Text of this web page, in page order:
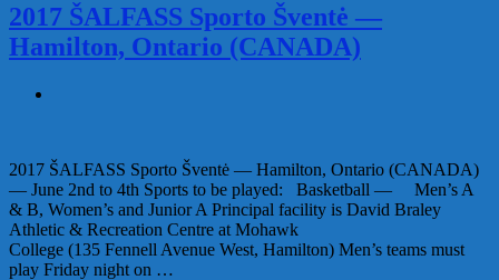
2017 ŠALFASS Sporto Šventė —
Hamilton, Ontario (CANADA)
2017 ŠALFASS Sporto Šventė — Hamilton, Ontario (CANADA)
— June 2nd to 4th Sports to be played: Basketball — Men’s A
& B, Women’s and Junior A Principal facility is David Braley
Athletic & Recreation Centre at Mohawk
College (135 Fennell Avenue West, Hamilton) Men’s teams must
play Friday night on …